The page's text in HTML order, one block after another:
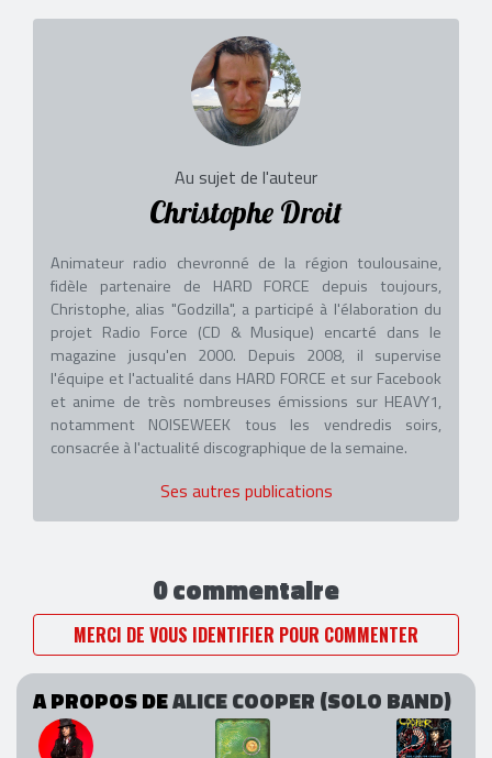
Au sujet de l'auteur
Christophe Droit
Animateur radio chevronné de la région toulousaine,
fidèle partenaire de HARD FORCE depuis toujours,
Christophe, alias "Godzilla", a participé à l'élaboration du
projet Radio Force (CD & Musique) encarté dans le
magazine jusqu'en 2000. Depuis 2008, il supervise
l'équipe et l'actualité dans HARD FORCE et sur Facebook
et anime de très nombreuses émissions sur HEAVY1,
notamment NOISEWEEK tous les vendredis soirs,
consacrée à l'actualité discographique de la semaine.
Ses autres publications
0 commentaire
MERCI DE VOUS IDENTIFIER POUR COMMENTER
A PROPOS DEALICE COOPER (SOLO BAND)